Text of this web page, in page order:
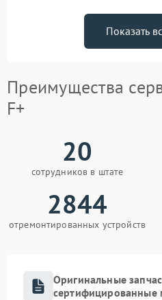
Показать
Преимущества
F+
20
сотрудников в штате
2844
отремонтированных устройств
Оригинальные
сертифицированные